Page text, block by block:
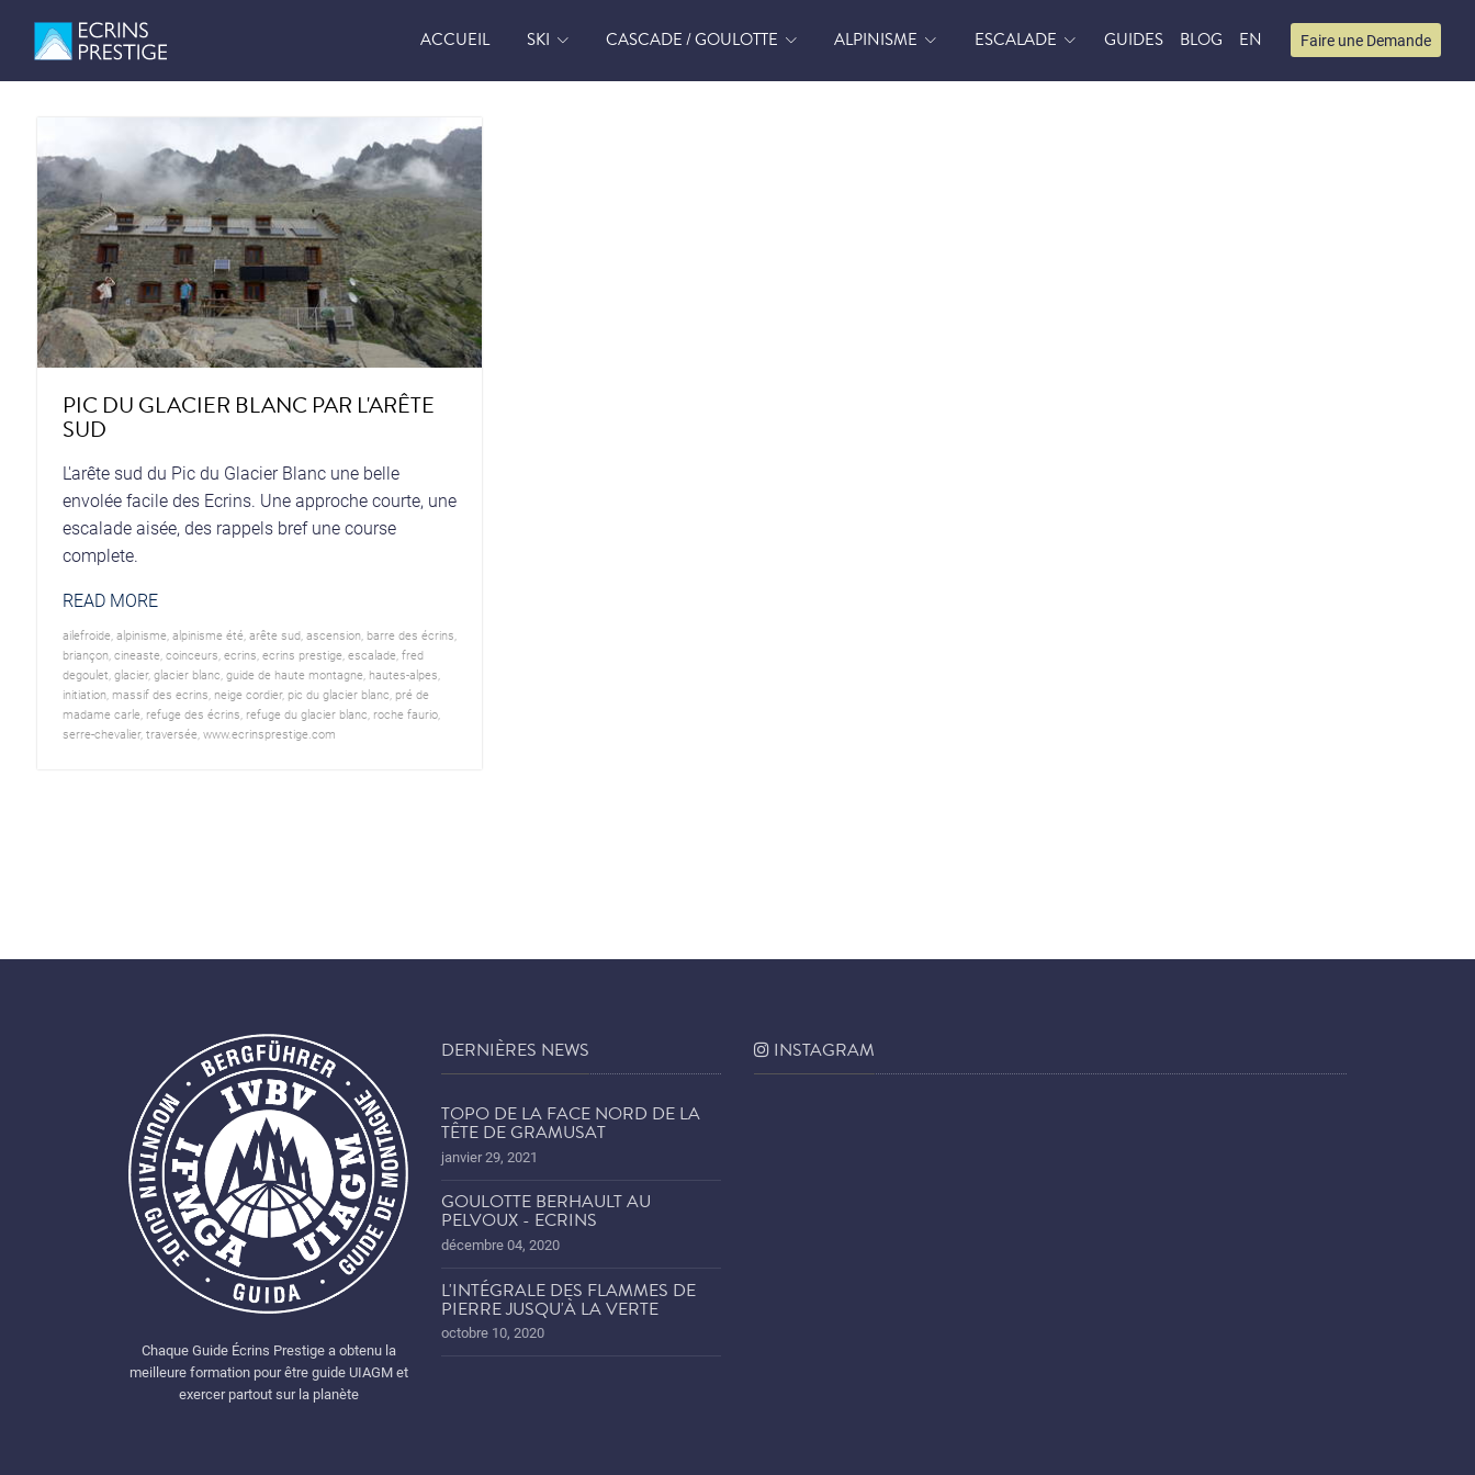
ACCUEIL SKI CASCADE / GOULOTTE ALPINISME ESCALADE GUIDES BLOG EN Faire une Demande
PIC DU GLACIER BLANC PAR L'ARÊTE
SUD
L'arête sud du Pic du Glacier Blanc une belle
envolée facile des Ecrins. Une approche courte, une
escalade aisée, des rappels bref une course
complete.
READ MORE
ailefroide,alpinisme,alpinisme été,arête sud,ascension, barre des écrins,
briançon,cineaste,coinceurs,ecrins,ecrins prestige,escalade,fred
degoulet,glacier,glacier blanc,guide de haute montagne, hautes-alpes,
initiation, massif des ecrins, neige cordier, pic du glacier blanc, pré de
madame carle, refuge des écrins, refuge du glacier blanc, roche faurio,
serre-chevalier,traversée,www.ecrinsprestige.com
Chaque Guide Écrins Prestige a obtenu la
meilleure formation pour être guide UIAGM et
exercer partout sur la planète
DERNIÈRES NEWS
TOPO DE LA FACE NORD DE LA
TÊTE DE GRAMUSAT
janvier 29, 2021
GOULOTTE BERHAULT AU
PELVOUX - ECRINS
décembre 04, 2020
L'INTÉGRALE DES FLAMMES DE
PIERRE JUSQU'À LA VERTE
octobre 10, 2020
INSTAGRAM